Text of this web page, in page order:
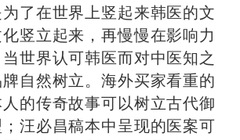
了在世界上竖起来韩医的文
竖立起来，再慢慢在影响力
当世界认可韩医而对中医知之
自然树立。海外买家看重的
的传奇故事可以树立古代御
汪必昌稿本中呈现的医案可